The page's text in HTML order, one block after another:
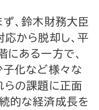
、鈴木財務大臣
応から脱却し、平
にある一方で、
子化など様々な
らの課題に正面
的な経済成長を